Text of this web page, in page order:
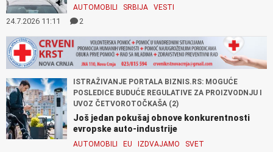
AUTOMOBILI SRBIJA VESTI
24.7.2026 11:11 2
ISTRAŽIVANJE PORTALA BIZNIS.RS: MOGUĆE
POSLEDICE BUDUĆE REGULATIVE ZA PROIZVODNJU I
UVOZ ČETVOROTOČKAŠA (2)
Još jedan pokušaj obnove konkurentnosti
evropske auto-industrije
AUTOMOBILI EU IZDVAJAMO SVET